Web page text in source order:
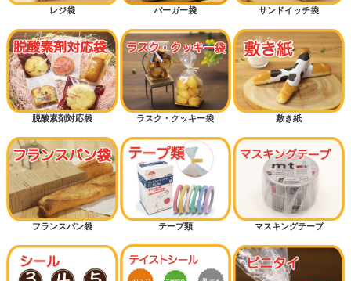
レジ袋 バーガー袋 サンドイッチ袋
脱酸素剤対応袋 ラスク・クッキー袋 敷き紙
フランスパン袋 テープ類 マスキングテープ